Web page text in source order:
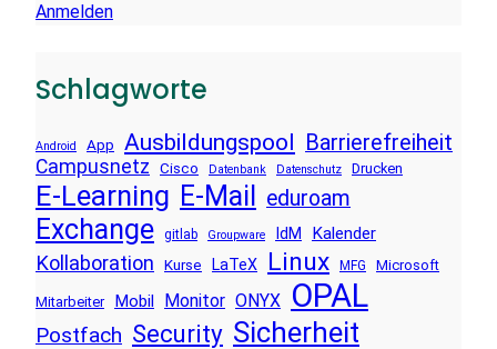
Anmelden
Schlagworte
Android App Ausbildungspool Barrierefreiheit
Campusnetz Cisco Datenbank Datenschutz Drucken
E-Learning E-Mail eduroam
Exchange gitlab Groupware IdM Kalender
Kollaboration Kurse LaTeX Linux MFG Microsoft
Mitarbeiter Mobil Monitor ONYX OPAL
Postfach Security Sicherheit